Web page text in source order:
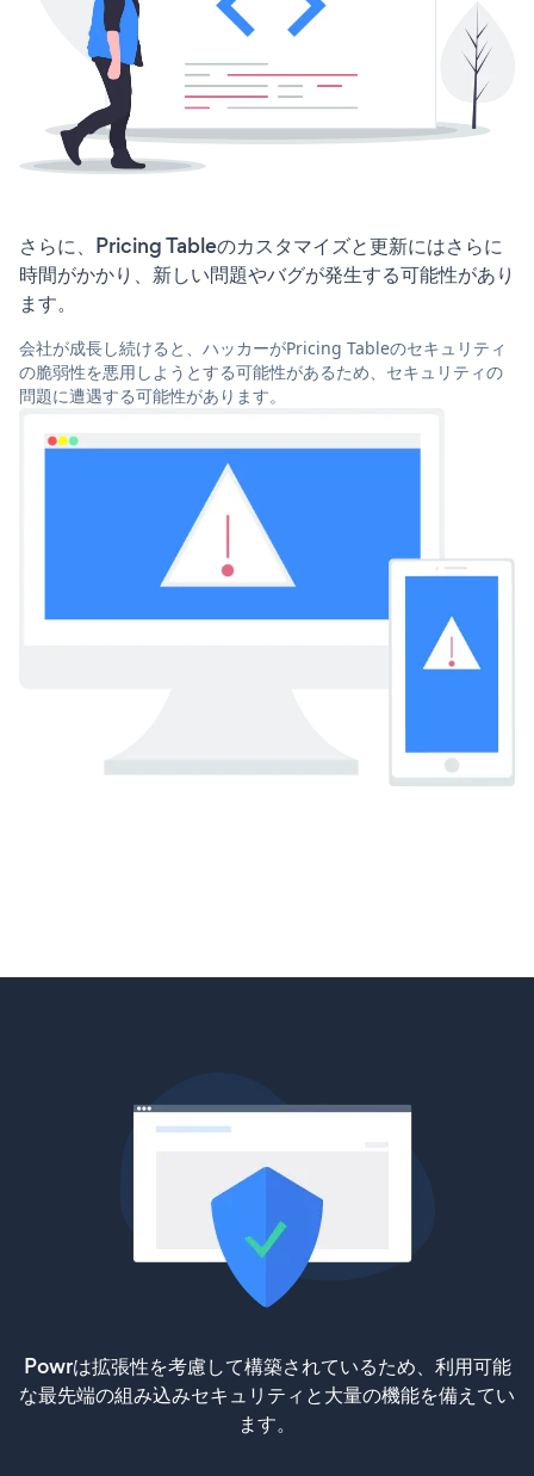
さらに、Pricing Tableのカスタマイズと更新にはさらに
時間がかかり、新しい問題やバグが発生する可能性があり
ます。
会社が成長し続けると、ハッカーがPricing Tableのセキュリティ
の脆弱性を悪用しようとする可能性があるため、セキュリティの
問題に遭遇する可能性があります。
Powrは拡張性を考慮して構築されているため、利用可能
な最先端の組み込みセキュリティと大量の機能を備えてい
ます。